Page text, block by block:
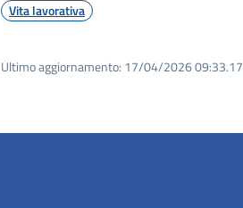
Vita lavorativa
Ultimo aggiornamento: 17/04/2026 09:33.17